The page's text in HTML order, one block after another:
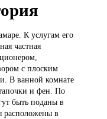
К услугам его
частная
с плоским
В ванной комнате
и фен. По
быть поданы в
расположены в